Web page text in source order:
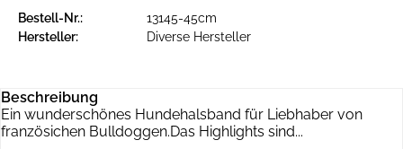
Bestell-Nr.:
13145-45cm
Hersteller:
Diverse Hersteller
Beschreibung
Ein wunderschönes Hundehalsband für Liebhaber von
französichen Bulldoggen.Das Highlights sind...